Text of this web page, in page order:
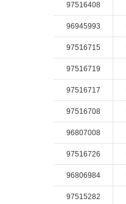
97516408
96945993
97516715
97516719
97516717
97516708
96807008
97516726
96806984
97515282